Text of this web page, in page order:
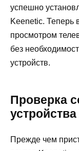
успешно
Keenetic. Теперь
просмотром
без
устройств.
Проверка
Прежде чем